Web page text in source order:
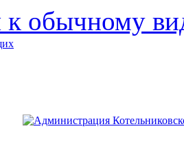
к обычному